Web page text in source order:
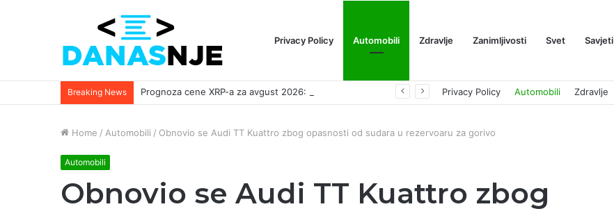
Privacy Policy Automobili Zdravlje Zanimljivosti Svet Savjeti
Breaking News Privacy Policy Automobili Zdravlje
Home / Automobili / Obnovio se Audi TT Kuattro zbog opasnosti od sudara u rezervoaru za gorivo
Automobili
Obnovio se Audi TT Kuattro zbog